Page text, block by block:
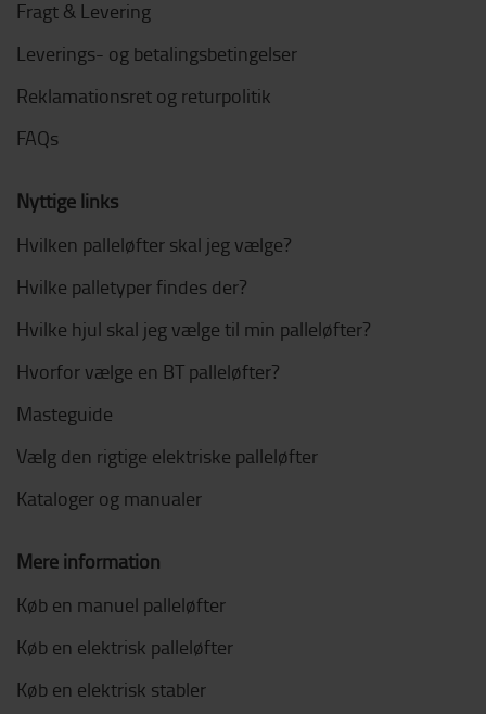
Fragt & Levering
Leverings- og betalingsbetingelser
Reklamationsret og returpolitik
FAQs
Nyttige links
Hvilken palleløfter skal jeg vælge?
Hvilke palletyper findes der?
Hvilke hjul skal jeg vælge til min palleløfter?
Hvorfor vælge en BT palleløfter?
Masteguide
Vælg den rigtige elektriske palleløfter
Kataloger og manualer
Mere information
Køb en manuel palleløfter
Køb en elektrisk palleløfter
Køb en elektrisk stabler